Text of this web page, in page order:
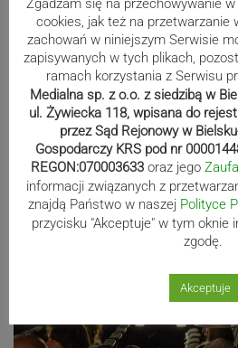
Zgadzam się na przechowywanie
cookies, jak też na przetwarzanie
zachowań w niniejszym Serwisie
zapisywanych w tych plikach,
ramach korzystania z Serwisu
Medialna sp. z o.o. z siedzibą w
ul. Żywiecka 118, wpisana do
przez Sąd Rejonowy w
Gospodarczy KRS pod nr
REGON:070003633 oraz jego
informacji związanych z
znajdą Państwo w naszej Polityce
przycisku "Akceptuje" w tym oknie
zgodę.
Akceptuje